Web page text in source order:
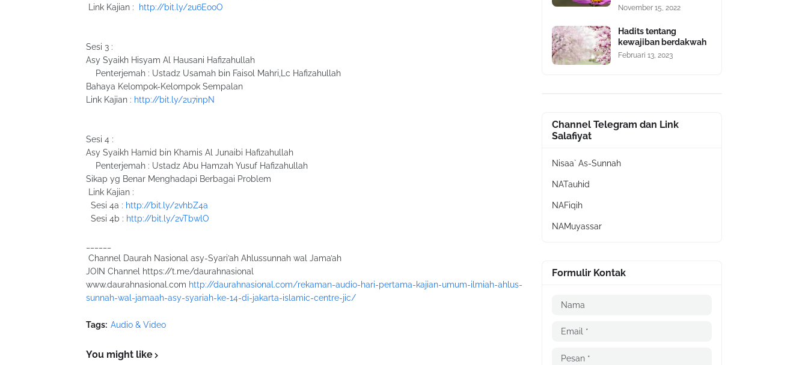
Link Kajian :
http://bit.ly/2u6EooO
Sesi 3 :
Asy Syaikh Hisyam Al Hausani Hafizahullah
Penterjemah : Ustadz Usamah bin Faisol Mahri,Lc Hafizahullah
Bahaya Kelompok-Kelompok Sempalan
Link Kajian : http://bit.ly/2u7inpN
Sesi 4 :
Asy Syaikh Hamid bin Khamis Al Junaibi Hafizahullah
Penterjemah : Ustadz Abu Hamzah Yusuf Hafizahullah
Sikap yg Benar Menghadapi Berbagai Problem
Link Kajian :
Sesi 4a : http://bit.ly/2vhbZ4a
Sesi 4b : http://bit.ly/2vTbwlO
Channel Daurah Nasional asy-Syari’ah Ahlussunnah wal Jama’ah
JOIN Channel https://t.me/daurahnasional
www.daurahnasional.com http://daurahnasional.com/rekaman-audio-hari-pertama-kajian-umum-ilmiah-ahlus-
sunnah-wal-jamaah-asy-syariah-ke-14-di-jakarta-islamic-centre-jic/
Tags: Audio & Video
You might like
November 15, 2022
Hadits tentang
kewajiban berdakwah
Februari 13, 2023
Channel Telegram dan Link
Salafiyat
Nisaa` As-Sunnah
NATauhid
NAFiqih
NAMuyassar
Formulir Kontak